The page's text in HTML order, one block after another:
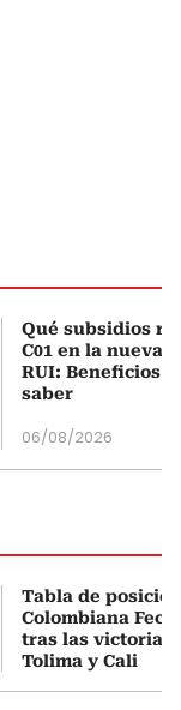
Qué subsidios
C01 en la nueva
RUI: Beneficios
saber
06/08/2026
Tabla de
Colombiana
tras las victorias
Tolima y Cali